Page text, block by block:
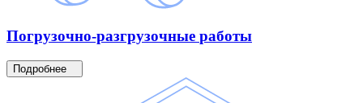
Погрузочно-разгрузочные работы
Подробнее